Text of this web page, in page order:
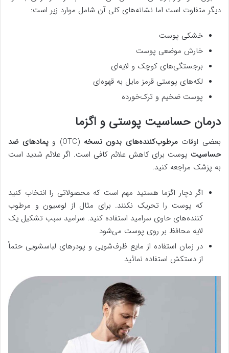
دیگر متفاوت است اما نشانه‌های کلی آن شامل موارد زیر است:
خشکی پوست
خارش موضعی پوست
برجستگی‌های کوچک و لایه‌ای
لکه‌های پوستی قرمز مایل به قهوه‌ای
پوست ضخیم و ترک‌خورده
درمان حساسیت پوستی و اگزما
بعضی ‌اوقاتمرطوب‌کننده‌های بدون نسخه (OTC) و
پمادهای ضد
حساسیت پوست برای کاهش علائم کافی است. اگر علائم شدید است
به پزشک مراجعه کنید.
اگر دچار اگزما هستید مهم است که محصولاتی را انتخاب کنید
که پوست را تحریک نکنند. برای مثال از لوسیون و مرطوب
کننده‌های حاوی سرامید استفاده کنید. سرامید سبب تشکیل یک
لایه محافظ بر روی پوست می‌شود
در زمان استفاده از مایع ظرف‌شویی و پودرهای لباسشویی حتماً
از دستکش استفاده نمائید